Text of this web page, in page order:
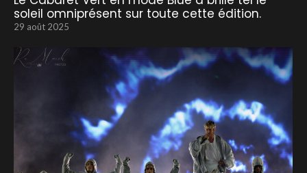
soleil omniprésent sur toute cette édition.
29 août 2025